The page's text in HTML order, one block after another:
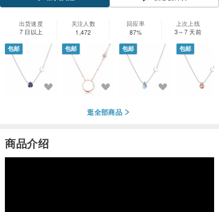
出货速度
7 日以上
关注人数
1,472
回应率
87%
上次上线
3～7 天前
包邮 包邮 包邮 包邮
逛全部商品
商品介绍